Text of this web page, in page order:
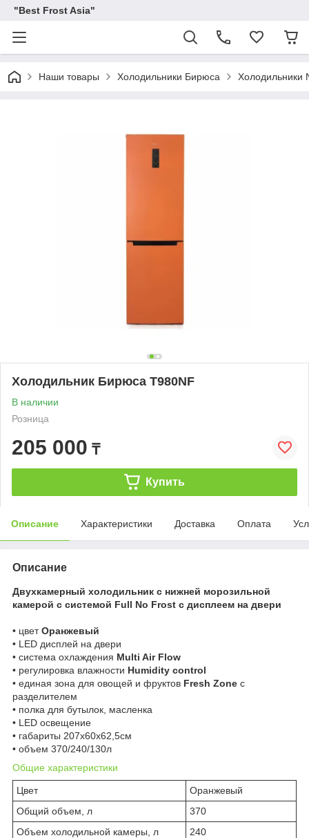
"Best Frost Asia"
Наши товары Холодильники Бирюса Холодильники
Холодильник Бирюса T980NF
В наличии
Розница
205 000 ₸
Купить
Описание Характеристики Доставка Оплата
Описание
Двухкамерный холодильник с нижней морозильной
камерой с системой Full No Frost с дисплеем на двери
• цветОранжевый
• LED дисплей на двери
• система охлаждения Multi Air Flow
• регулировка влажности Humidity control
• единая зона для овощей и фруктов Fresh Zone с
разделителем
• полка для бутылок, масленка
• LED освещение
• габариты 207х60х62,5см
• объем 370/240/130л
Общие характеристики
Цвет
Оранжевый
Общий объем, л
370
Объем холодильной камеры, л
240